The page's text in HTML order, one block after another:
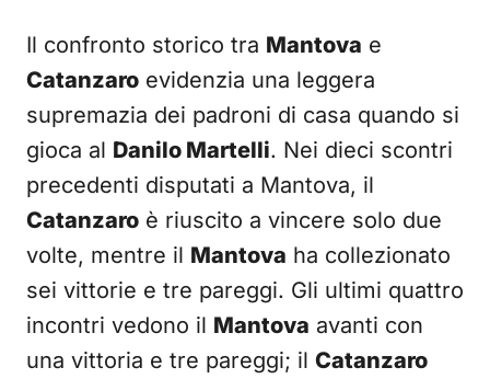
Il confronto storico tra Mantova e
Catanzaro evidenzia una leggera
supremazia dei padroni di casa quando si
gioca al Danilo Martelli. Nei dieci scontri
precedenti disputati a Mantova, il
Catanzaro è riuscito a vincere solo due
volte, mentre il Mantova ha collezionato
sei vittorie e tre pareggi. Gli ultimi quattro
incontri vedono il Mantova avanti con
una vittoria e tre pareggi; il Catanzaro